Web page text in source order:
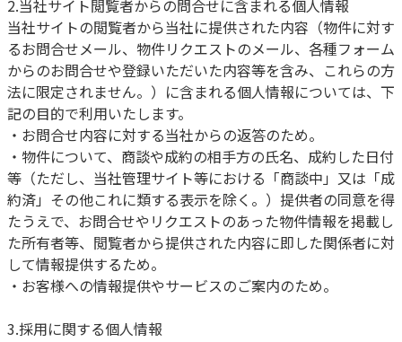
2.当社サイト閲覧者からの問合せに含まれる個人情報
当社サイトの閲覧者から当社に提供された内容（物件に対す
るお問合せメール、物件リクエストのメール、各種フォーム
からのお問合せや登録いただいた内容等を含み、これらの方
法に限定されません。）に含まれる個人情報については、下
記の目的で利用いたします。
・お問合せ内容に対する当社からの返答のため。
・物件について、商談や成約の相手方の氏名、成約した日付
等（ただし、当社管理サイト等における「商談中」又は「成
約済」その他これに類する表示を除く。）提供者の同意を得
たうえで、お問合せやリクエストのあった物件情報を掲載し
た所有者等、閲覧者から提供された内容に即した関係者に対
して情報提供するため。
・お客様への情報提供やサービスのご案内のため。
3.採用に関する個人情報